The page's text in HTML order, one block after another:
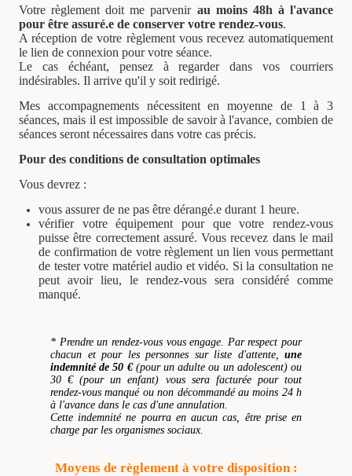
Votre règlement doit me parvenir au moins 48h à l'avance
pour être assuré.e de conserver votre rendez-vous.
A réception de votre règlement vous recevez automatiquement
le lien de connexion pour votre séance.
Le cas échéant, pensez à regarder dans vos courriers
indésirables. Il arrive qu'il y soit redirigé.
Mes accompagnements nécessitent en moyenne de 1 à 3
séances, mais il est impossible de savoir à l'avance, combien de
séances seront nécessaires dans votre cas précis.
Pour des conditions de consultation optimales
Vous devrez :
vous assurer de ne pas être dérangé.e durant 1 heure.
vérifier votre équipement pour que votre rendez-vous
puisse être correctement assuré. Vous recevez dans le mail
de confirmation de votre règlement un lien vous permettant
de tester votre matériel audio et vidéo. Si la consultation ne
peut avoir lieu, le rendez-vous sera considéré comme
manqué.
* Prendre un rendez-vous vous engage . Par respect pour
chacun et pour les personnes sur liste d'attente, une
indemnité de 50 €(pour un adulte ou un adolescent) ou
30 € (pour un enfant) vous sera facturée pour tout
rendez-vous manqué ou non décommandé au moins 24 h
à l'avance dans le cas d'une annulation.
Cette indemnité ne pourra en aucun cas, être prise en
charge par les organismes sociaux.
Moyens de règlement à votre disposition :